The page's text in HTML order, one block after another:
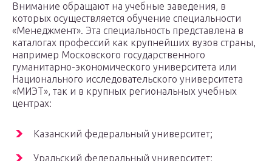
Внимание обращают на учебные заведения, в
которых осуществляется обучение специальности
«Менеджмент». Эта специальность представлена в
каталогах профессий как крупнейших вузов страны,
например Московского государственного
гуманитарно-экономического университета или
Национального исследовательского университета
«МИЭТ», так и в крупных региональных учебных
центрах:
Казанский федеральный университет;
Уральский федеральный университет;